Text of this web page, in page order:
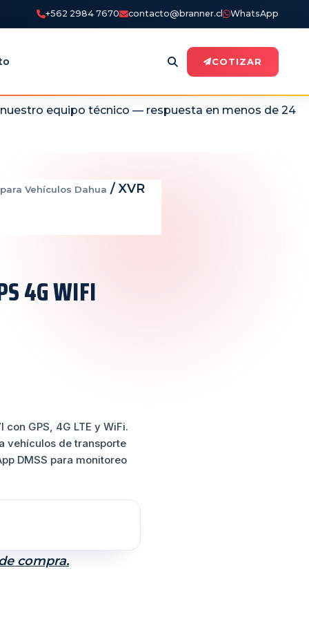
+562 2984 7670 contacto@branner.cl WhatsApp
COTIZAR
equipo técnico — respuesta en menos de 24
Vehículos Dahua / XVR
4G WIFI
con GPS, 4G LTE y WiFi.
vehículos de transporte
DMSS para monitoreo
compra.